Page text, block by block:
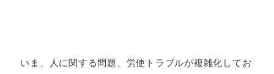
いま、人に関する問題、労使トラブルが複雑化してお